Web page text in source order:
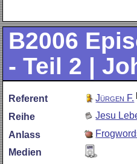
B2006
- Teil 2 |
Referent Jürgen F.
Reihe
Jesu
Anlass
Medien